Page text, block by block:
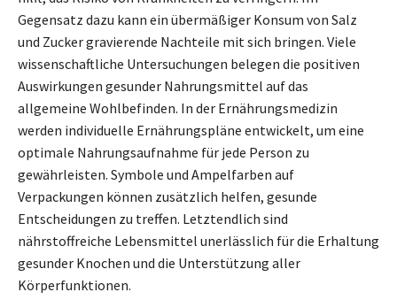
Gegensatz dazu kann ein übermäßiger Konsum von Salz
und Zucker gravierende Nachteile mit sich bringen. Viele
wissenschaftliche Untersuchungen belegen die positiven
Auswirkungen gesunder Nahrungsmittel auf das
allgemeine Wohlbefinden. In der Ernährungsmedizin
werden individuelle Ernährungspläne entwickelt, um eine
optimale Nahrungsaufnahme für jede Person zu
gewährleisten. Symbole und Ampelfarben auf
Verpackungen können zusätzlich helfen, gesunde
Entscheidungen zu treffen. Letztendlich sind
nährstoffreiche Lebensmittel unerlässlich für die Erhaltung
gesunder Knochen und die Unterstützung aller
Körperfunktionen.